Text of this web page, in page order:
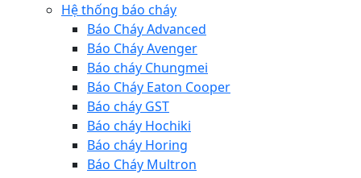
Hệ thống báo cháy
Báo Cháy Advanced
Báo Cháy Avenger
Báo cháy Chungmei
Báo Cháy Eaton Cooper
Báo cháy GST
Báo cháy Hochiki
Báo cháy Horing
Báo Cháy Multron